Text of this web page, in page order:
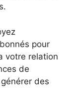
pour
votre relation
de
des